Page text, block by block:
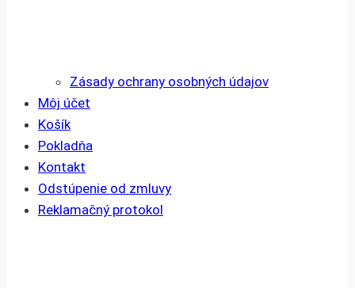
Zásady ochrany osobných údajov
Môj účet
Košík
Pokladňa
Kontakt
Odstúpenie od zmluvy
Reklamačný protokol